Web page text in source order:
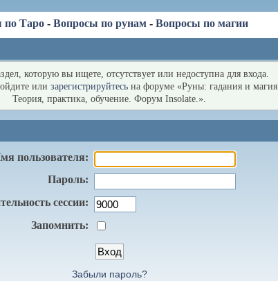
по Таро -Вопросы по рунам -Вопросы по магии
которую вы ищете, отсутствует или недоступна для входа.
или зарегистрируйтесьна форуме «Руны: гадания и магия.
Теория, практика, обучение. Форум Insolate.».
пользователя:
Пароль:
сессии:
Запомнить:
Забыли пароль?